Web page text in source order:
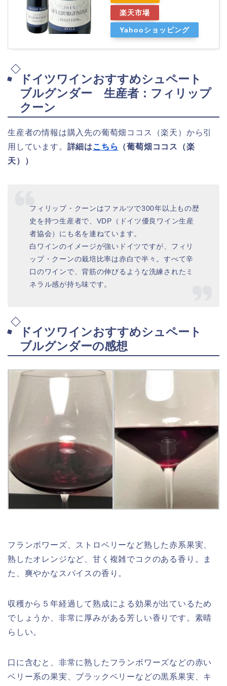
楽天市場
Yahooショッピング
ドイツワインおすすめシュペート
ブルグンダー 生産者：フィリップ
クーン
生産者の情報は購入先の葡萄畑ココス（楽天）から引
用しています。 詳細は こちら
（葡萄畑ココス（楽
天））
フィリップ・クーンはファルツで300年以上もの歴
史を持つ生産者で、VDP（ドイツ優良ワイン生産
者協会）にも名を連ねています。
白ワインのイメージが強いドイツですが、フィリ
ップ・クーンの栽培比率は赤白で半々。すべて辛
口のワインで、背筋の伸びるような洗練されたミ
ネラル感が持ち味です。
ドイツワインおすすめシュペート
ブルグンダーの感想
フランボワーズ、ストロベリーなど熟した赤系果実、
熟したオレンジなど、甘く複雑でコクのある香り。ま
た、爽やかなスパイスの香り。
収穫から５年経過して熟成による効果が出ているため
でしょうか、非常に厚みがある芳しい香りです。素晴
らしい。
口に含むと、非常に熟したフランボワーズなどの赤い
ベリー系の果実、ブラックベリーなどの黒系果実、キ